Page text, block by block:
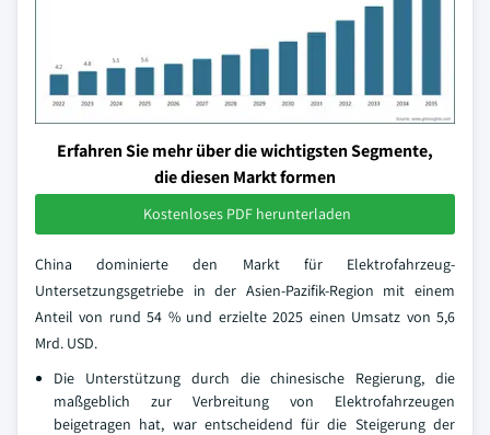
Erfahren Sie mehr über die wichtigsten Segmente,
die diesen Markt formen
Kostenloses PDF herunterladen
China dominierte den Markt für Elektrofahrzeug-
Untersetzungsgetriebe in der Asien-Pazifik-Region mit einem
Anteil von rund 54 % und erzielte 2025 einen Umsatz von 5,6
Mrd. USD.
Die Unterstützung durch die chinesische Regierung, die
maßgeblich zur Verbreitung von Elektrofahrzeugen
beigetragen hat, war entscheidend für die Steigerung der